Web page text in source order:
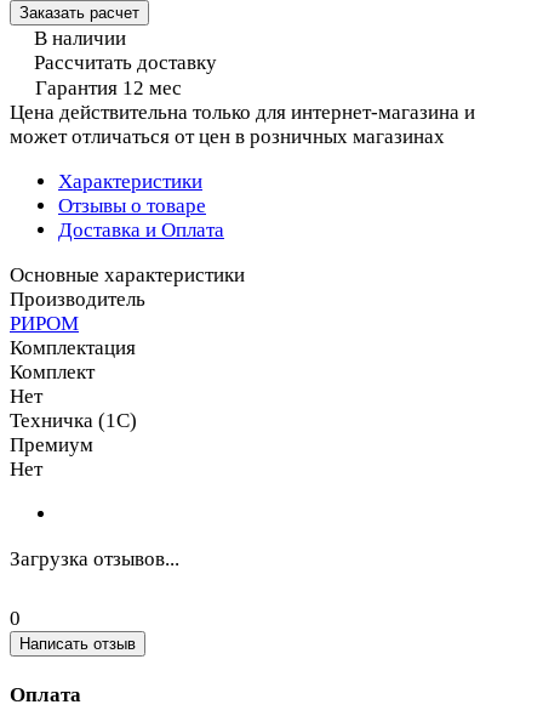
Заказать расчет
В наличии
Рассчитать доставку
Гарантия 12 мес
Цена действительна только для интернет-магазина и
может отличаться от цен в розничных магазинах
Характеристики
Отзывы о товаре
Доставка и Оплата
Основные характеристики
Производитель
РИРОМ
Комплектация
Комплект
Нет
Техничка (1С)
Премиум
Нет
Загрузка отзывов...
0
Написать отзыв
Оплата